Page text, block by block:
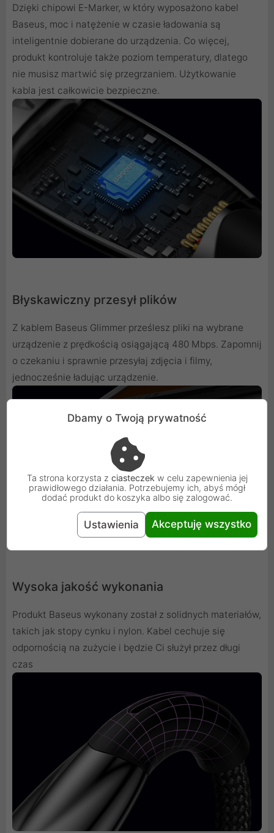
Dzięki chipowi E-Marker, w który wyposażono kabel
Baseus, moc i natężenie w czasie ładowania są
inteligentnie dobierane do urządzenia. Co więcej,
produkt kontroluje także poziom temperatury, dlatego
nie musisz martwić się przegrzaniem. Użytkowanie
kabla jest całkowicie bezpieczne.
Błyskawiczny przesył plików
Z kablem Baseus Glimmer prześlesz pliki na wybrane
urządzenie z prędkością osiągającą 480 Mbps. Zapomnij
o czekaniu i sprawnie przesyłaj zdjęcia i filmy,
jednocześnie ładując urządzenie.
Wysoka jakość wykonania
Produkt Baseus wykonany został z solidnych materiałów,
takich jak stopy cynku i nylon. Kabel cechuje się
odpornością na zużycie i będzie Ci służył przez długi
czas
Dbamy o Twoją prywatność
Ta strona korzysta z ciasteczek w celu zapewnienia jej
prawidłowego działania. Potrzebujemy ich, abyś mógł
dodać produkt do koszyka albo się zalogować.
Ustawienia Akceptuję wszystko